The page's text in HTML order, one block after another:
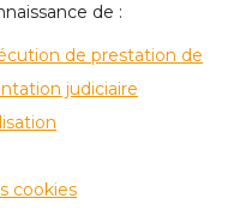
de :
de prestation de
judiciaire
cookies